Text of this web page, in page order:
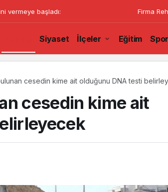
vermeye başladı: Firma
Siyaset İlçeler Eğitim Spor
cesedin kime ait olduğunu DNA testi
cesedin kime ait